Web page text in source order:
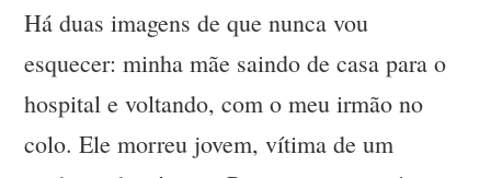
Há duas imagens de que nunca vou
esquecer: minha mãe saindo de casa para o
hospital e voltando, com o meu irmão no
colo. Ele morreu jovem, vítima de um